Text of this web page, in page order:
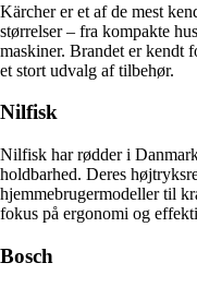
Kärcher er et af de mest
størrelser – fra kompakte
maskiner. Brandet er kendt
et stort udvalg af tilbehør.
Nilfisk
Nilfisk har rødder i
holdbarhed. Deres
hjemmebrugermodeller til
fokus på ergonomi og
Bosch